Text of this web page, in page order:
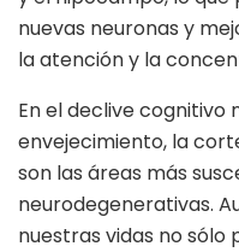
nuevas neuronas y
la atención y la
En el declive cognitivo
envejecimiento, la
son las áreas más
neurodegenerativas.
nuestras vidas no sólo